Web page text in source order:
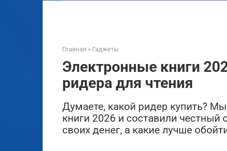
Главная » Гаджеты
Электронные книги
ридера для чтения
Думаете, какой ридер купить?
книги 2026 и составили честный
своих денег, а какие лучше